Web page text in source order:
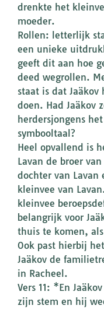
drenkte het
moeder.
Rollen: letterlijk
een unieke
geeft dit aan hoe
deed wegrollen.
staat is dat
doen. Had Jaäkov
herdersjongens
symbooltaal?
Heel opvallend is
Lavan de broer
dochter van
kleinvee van
kleinvee
belangrijk voor
thuis te komen,
Ook past hierbij
Jaäkov de
in Racheel.
Vers 11: *En
zijn stem en hij